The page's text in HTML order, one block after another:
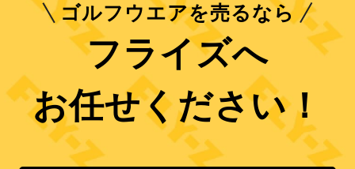
ゴルフウエアを売るなら
フライズへ
お任せください！